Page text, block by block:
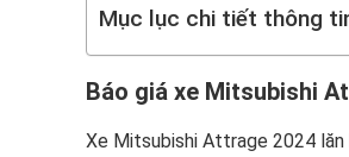
Mục lục chi tiết thông
Báo giá xe Mitsubishi
Xe Mitsubishi Attrage 2024 lăn